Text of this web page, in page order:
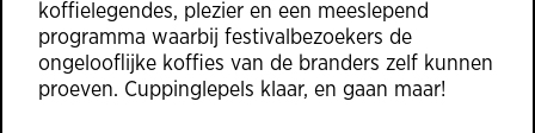
koffielegendes, plezier en een meeslepend
programma waarbij festivalbezoekers de
ongelooflijke koffies van de branders zelf kunnen
proeven. Cuppinglepels klaar, en gaan maar!